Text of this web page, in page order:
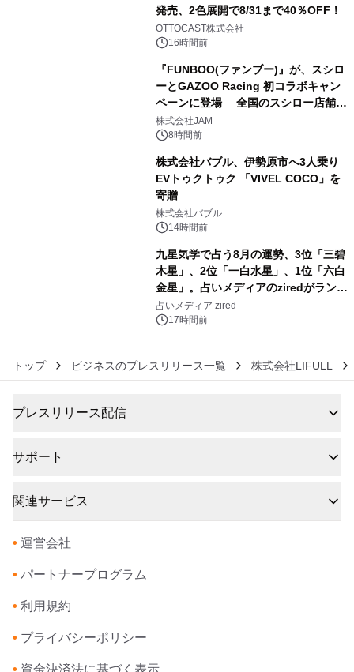
発売、2色展開で8/31まで40％OFF！
OTTOCAST株式会社
16時間前
『FUNBOO(ファンブー)』が、スシロ
ーとGAZOO Racing 初コラボキャン
ペーンに登場 全国のスシロー店舗で
GR 4車種の FUNBOO(ミニカー)付き
メニューが展開されます
株式会社JAM
8時間前
株式会社バブル、伊勢原市へ3人乗り
EVトゥクトゥク 「VIVEL COCO」を
寄贈
株式会社バブル
14時間前
九星気学で占う8月の運勢、3位「三碧
木星」、2位「一白水星」、1位「六白
金星」。占いメディアのziredがランキ
ングを発表
占いメディア zired
17時間前
トップ ビジネスのプレスリリース一覧 株式会社LIFULL
プレスリリース配信
サポート
関連サービス
• 運営会社
• パートナープログラム
• 利用規約
• プライバシーポリシー
• 資金決済法に基づく表示